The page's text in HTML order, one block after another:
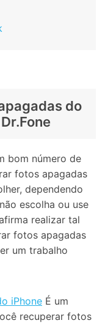
do
bom número de
fotos apagadas
dependendo
escolha ou use
realizar tal
fotos apagadas
um trabalho
iPhone É um
recuperar fotos